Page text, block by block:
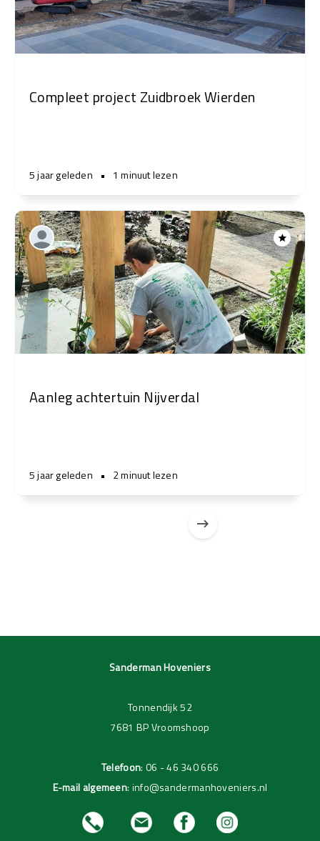
Compleet project Zuidbroek Wierden
5 jaar geleden • 1 minuut lezen
Aanleg achtertuin Nijverdal
5 jaar geleden • 2 minuut lezen
Sanderman Hoveniers
Tonnendijk 52
7681 BP Vroomshoop
Telefoon: 06 - 46 340 666
E-mail algemeen: info@sandermanhoveniers.nl